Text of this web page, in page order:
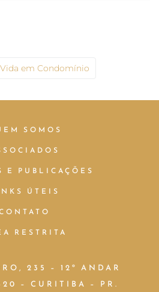
Vida em Condomínio
SOMOS
E PUBLICAÇÕES
ÚTEIS
RESTRITA
235 – 12º ANDAR
– CURITIBA – PR.